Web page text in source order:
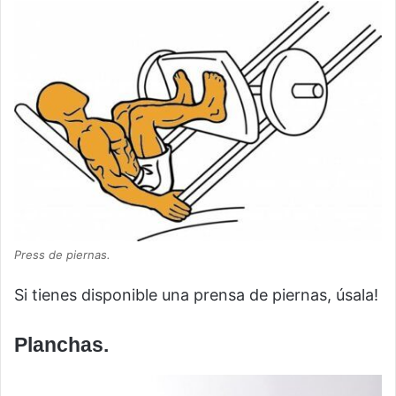
Press de piernas.
Si tienes disponible una prensa de piernas, úsala!
Planchas.